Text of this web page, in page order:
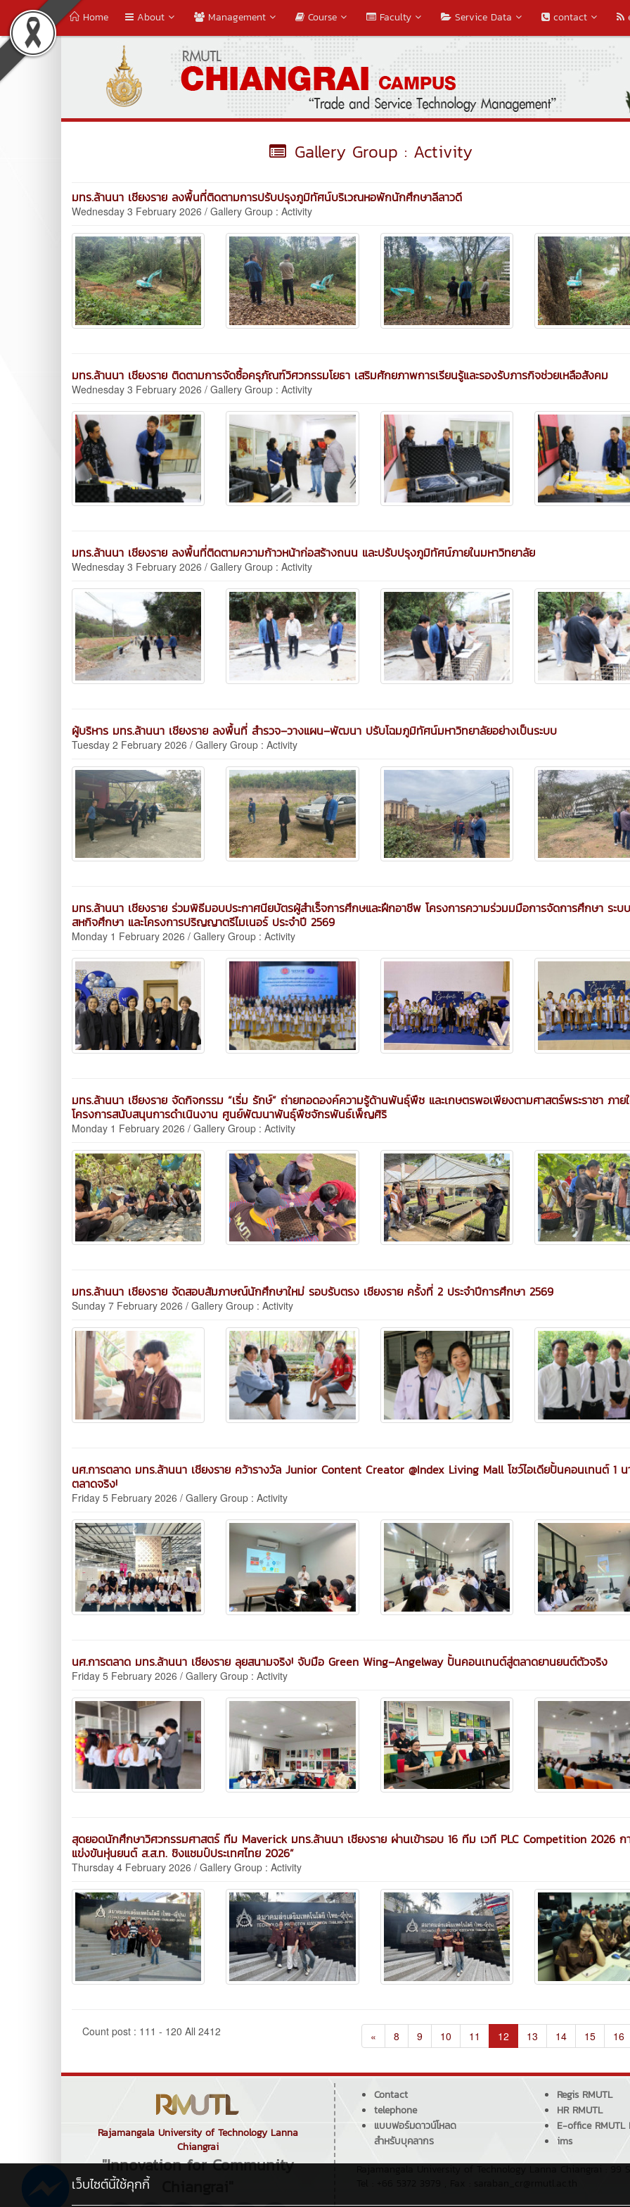
Home About Management Course Faculty Service Data contact
Gallery Group : Activity
มทร.ล้านนา เชียงราย ลงพื้นที่ติดตามการปรับปรุงภูมิทัศน์บริเวณหอพักนักศึกษาลีลาวดี
Wednesday 3 February 2026 / Gallery Group : Activity
มทร.ล้านนา เชียงราย ติดตามการจัดซื้อครุภัณฑ์วิศวกรรมโยธา เสริมศักยภาพการเรียนรู้และรองรับภารกิจช่วยเหลือสังคม
Wednesday 3 February 2026 / Gallery Group : Activity
มทร.ล้านนา เชียงราย ลงพื้นที่ติดตามความก้าวหน้าก่อสร้างถนน และปรับปรุงภูมิทัศน์ภายในมหาวิทยาลัย
Wednesday 3 February 2026 / Gallery Group : Activity
ผู้บริหาร มทร.ล้านนา เชียงราย ลงพื้นที่ สำรวจ–วางแผน–พัฒนา ปรับโฉมภูมิทัศน์มหาวิทยาลัยอย่างเป็นระบบ
Tuesday 2 February 2026 / Gallery Group : Activity
มทร.ล้านนา เชียงราย ร่วมพิธีมอบประกาศนียบัตรผู้สำเร็จการศึกษและฝึกอาชีพ โครงการความร่วมมมือการจัดการศึกษา ระบ
สหกิจศึกษา และโครงการปริญญาตรีไมเนอร์ ประจำปี 2569
Monday 1 February 2026 / Gallery Group : Activity
มทร.ล้านนา เชียงราย จัดกิจกรรม “เริ่ม รักษ์” ถ่ายทอดองค์ความรู้ด้านพันธุ์พืช และเกษตรพอเพียงตามศาสตร์พระราชา ภาย
โครงการสนับสนุนการดำเนินงาน ศูนย์พัฒนาพันธุ์พืชจักรพันธ์เพ็ญศิริ
Monday 1 February 2026 / Gallery Group : Activity
มทร.ล้านนา เชียงราย จัดสอบสัมภาษณ์นักศึกษาใหม่ รอบรับตรง เชียงราย ครั้งที่ 2 ประจำปีการศึกษา 2569
Sunday 7 February 2026 / Gallery Group : Activity
นศ.การตลาด มทร.ล้านนา เชียงราย คว้ารางวัล Junior Content Creator @Index Living Mall โชว์ไอเดียปั้นคอนเทนต์ 1
ตลาดจริง!
Friday 5 February 2026 / Gallery Group : Activity
นศ.การตลาด มทร.ล้านนา เชียงราย ลุยสนามจริง! จับมือ Green Wing–Angelway ปั้นคอนเทนต์สู่ตลาดยานยนต์ตัวจริง
Friday 5 February 2026 / Gallery Group : Activity
สุดยอดนักศึกษาวิศวกรรมศาสตร์ ทีม Maverick มทร.ล้านนา เชียงราย ผ่านเข้ารอบ 16 ทีม เวที PLC Competition 2026 ก
แข่งขันหุ่นยนต์ ส.ส.ท. ชิงแชมป์ประเทศไทย 2026”
Thursday 4 February 2026 / Gallery Group : Activity
Count post : 111 - 120 All 2412 « 8 9 10 11 12 13 14 15 16
Rajamangala University of Technology Lanna
Chiangrai
"Innovation for Community
Contact
telephone
แบบฟอร์มดาวน์โหลด
สำหรับบุคลากร
Regis RMUTL
HR RMUTL
E-office RMUTL
ims
เว็บไซต์นี้ใช้คุกกี้